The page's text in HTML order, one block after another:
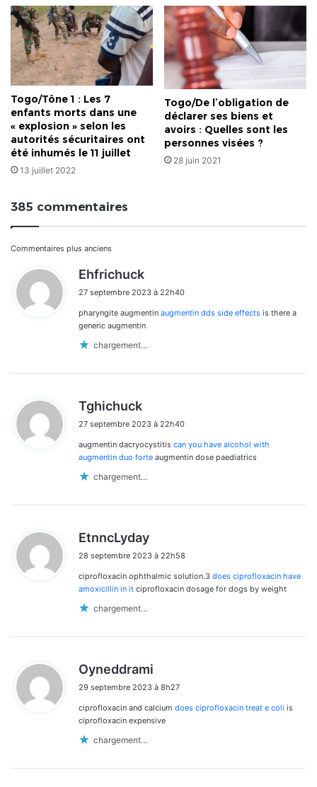
Togo/Tône 1 : Les 7
enfants morts dans une
« explosion » selon les
autorités sécuritaires ont
été inhumés le 11 juillet
13 juillet 2022
Togo/De l’obligation de
déclarer ses biens et
avoirs : Quelles sont les
personnes visées ?
28 juin 2021
385 commentaires
Navigation
dans
les
commentaires
Commentaires plus anciens
Ehfrichuck
t
:
27 septembre 2023 à 22h40
pharyngite augmentin augmentin dds side effects is there a
generic augmentin
chargement…
Tghichuck
t
:
27 septembre 2023 à 22h40
augmentin dacryocystitis can you have alcohol with
augmentin duo forte augmentin dose paediatrics
chargement…
EtnncLyday
t
:
28 septembre 2023 à 22h58
ciprofloxacin ophthalmic solution.3 does ciprofloxacin have
amoxicillin in it ciprofloxacin dosage for dogs by weight
chargement…
Oyneddrami
t
:
29 septembre 2023 à 8h27
ciprofloxacin and calcium does ciprofloxacin treat e coli is
ciprofloxacin expensive
chargement…